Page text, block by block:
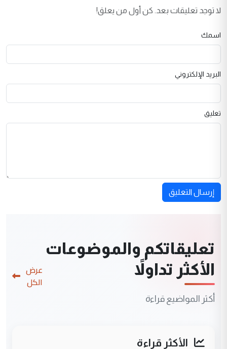
لا توجد تعليقات بعد. كن أول من يعلق!
اسمك
البريد الإلكتروني
تعليق
إرسال التعليق
تعليقاتكم والموضوعات
الأكثر تداولاً
أكثر المواضيع قراءة
عرض
الكل
الأكثر قراءة